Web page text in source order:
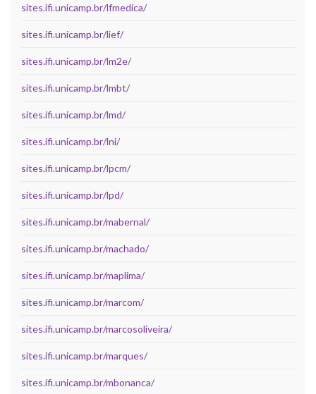
sites.ifi.unicamp.br/lfmedica/
sites.ifi.unicamp.br/lief/
sites.ifi.unicamp.br/lm2e/
sites.ifi.unicamp.br/lmbt/
sites.ifi.unicamp.br/lmd/
sites.ifi.unicamp.br/lni/
sites.ifi.unicamp.br/lpcm/
sites.ifi.unicamp.br/lpd/
sites.ifi.unicamp.br/mabernal/
sites.ifi.unicamp.br/machado/
sites.ifi.unicamp.br/maplima/
sites.ifi.unicamp.br/marcom/
sites.ifi.unicamp.br/marcosoliveira/
sites.ifi.unicamp.br/marques/
sites.ifi.unicamp.br/mbonanca/